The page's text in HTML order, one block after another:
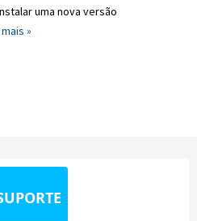
uma nova versão
»